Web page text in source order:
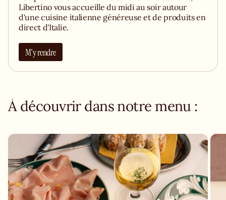
Libertino vous accueille du midi au soir autour
d'une cuisine italienne généreuse et de produits en
direct d'Italie.
M'y rendre
À découvrir dans notre menu :